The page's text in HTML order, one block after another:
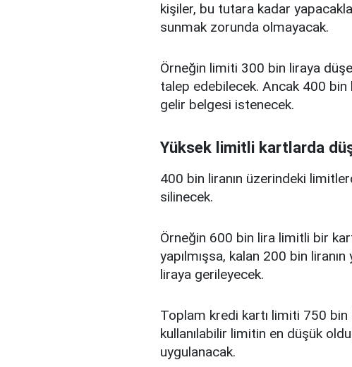
kişiler, bu tutara kadar
sunmak zorunda olmayacak.
Örneğin limiti 300 bin liraya
talep edebilecek. Ancak 400 bin
gelir belgesi istenecek.
Yüksek limitli kartlarda
400 bin liranın üzerindeki
silinecek.
Örneğin 600 bin lira limitli bir
yapılmışsa, kalan 200 bin
liraya gerileyecek.
Toplam kredi kartı limiti 750 bin
kullanılabilir limitin en düşük
uygulanacak.